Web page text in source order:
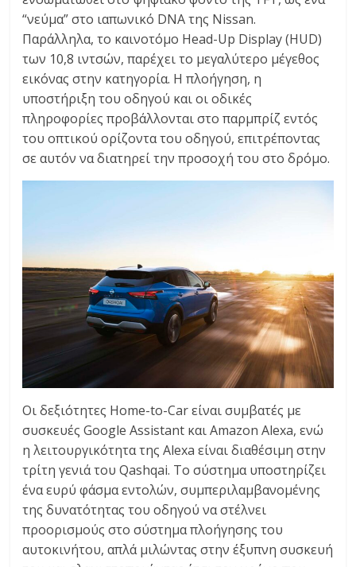
“νεύμα” στο ιαπωνικό DNA της Nissan.
Παράλληλα, το καινοτόμο Head-Up Display (HUD)
των 10,8 ιντσών, παρέχει το μεγαλύτερο μέγεθος
εικόνας στην κατηγορία. Η πλοήγηση, η
υποστήριξη του οδηγού και οι οδικές
πληροφορίες προβάλλονται στο παρμπρίζ εντός
του οπτικού ορίζοντα του οδηγού, επιτρέποντας
σε αυτόν να διατηρεί την προσοχή του στο δρόμο.
Οι δεξιότητες Home-to-Car είναι συμβατές με
συσκευές Google Assistant και Amazon Alexa, ενώ
η λειτουργικότητα της Alexa είναι διαθέσιμη στην
τρίτη γενιά του Qashqai. Το σύστημα υποστηρίζει
ένα ευρύ φάσμα εντολών, συμπεριλαμβανομένης
της δυνατότητας του οδηγού να στέλνει
προορισμούς στο σύστημα πλοήγησης του
αυτοκινήτου, απλά μιλώντας στην έξυπνη συσκευή